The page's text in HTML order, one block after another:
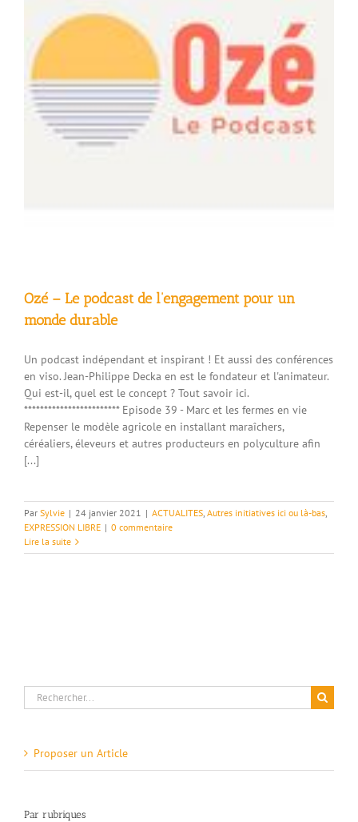
Ozé – Le podcast de l’engagement pour un
monde durable
Un podcast indépendant et inspirant ! Et aussi des conférences
en viso. Jean-Philippe Decka en est le fondateur et l'animateur.
Qui est-il, quel est le concept ? Tout savoir ici.
************************ Episode 39 - Marc et les fermes en vie
Repenser le modèle agricole en installant maraîchers,
céréaliers, éleveurs et autres producteurs en polyculture afin
[...]
Par Sylvie | 24 janvier 2021 | ACTUALITES, Autres initiatives ici ou là-bas,
EXPRESSION LIBRE | 0 commentaire
Lire la suite
Rechercher:
Proposer un Article
Par rubriques